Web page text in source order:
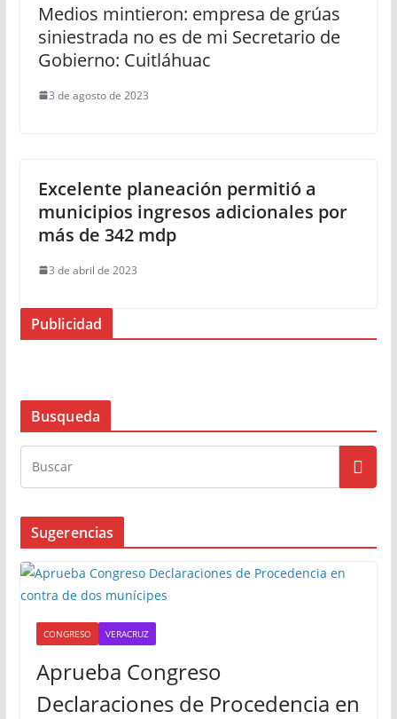
Medios mintieron: empresa de grúas
siniestrada no es de mi Secretario de
Gobierno: Cuitláhuac
3 de agosto de 2023
Excelente planeación permitió a
municipios ingresos adicionales por
más de 342 mdp
3 de abril de 2023
Publicidad
Busqueda
Sugerencias
CONGRESO VERACRUZ
Aprueba Congreso
Declaraciones de Procedencia en